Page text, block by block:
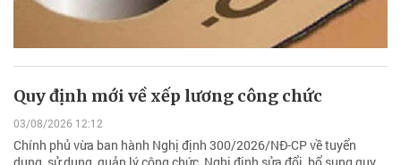
Quy định mới về xếp lương công chức
03/08/2026 12:12
Chính phủ vừa ban hành Nghị định 300/2026/NĐ-CP về tuyển